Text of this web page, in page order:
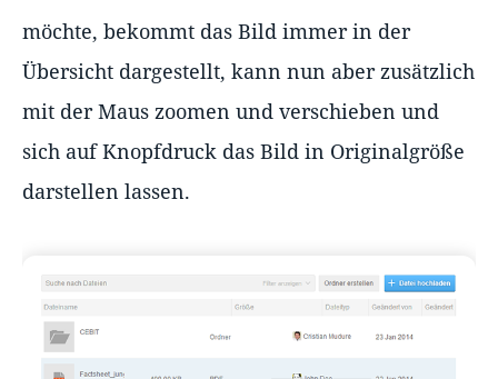
möchte, bekommt das Bild immer in der
Übersicht dargestellt, kann nun aber zusätzlich
mit der Maus zoomen und verschieben und
sich auf Knopfdruck das Bild in Originalgröße
darstellen lassen.